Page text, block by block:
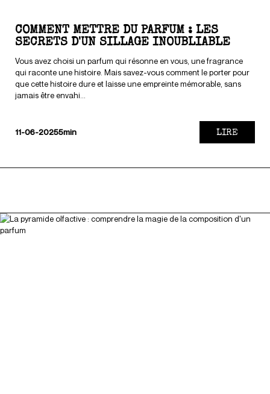
COMMENT METTRE DU PARFUM : LES
SECRETS D'UN SILLAGE INOUBLIABLE
Vous avez choisi un parfum qui résonne en vous, une fragrance
qui raconte une histoire. Mais savez-vous comment le porter pour
que cette histoire dure et laisse une empreinte mémorable, sans
jamais être envahi...
11-06-20255min LIRE